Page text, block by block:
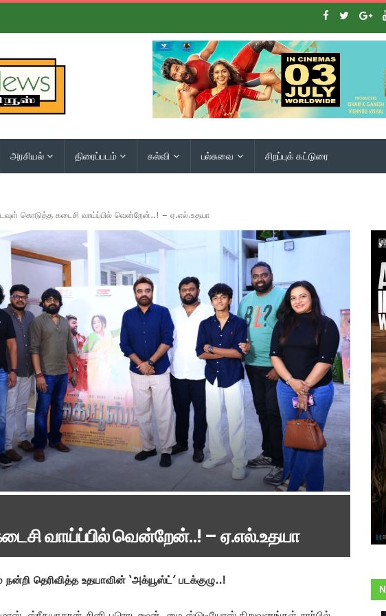
அரசியல் திரைப்படம் கல்வி பல்சுவை சிறப்புக் கட்டுரை
கொடுத்த கடைசி வாய்ப்பில் வென்றேன்..! – ஏ.எல்.உதயா
வாய்ப்பில் வென்றேன்..! – ஏ.எல்.உதயா
தெரிவித்த உதயாவின் ‘அக்யூஸ்ட்’ படக்குழு..!